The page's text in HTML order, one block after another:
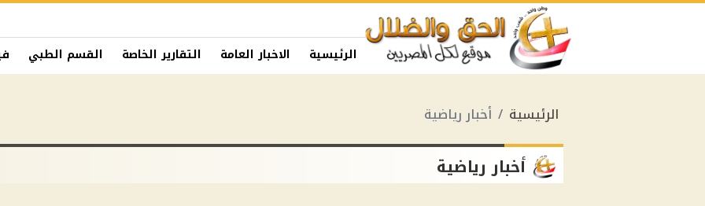
الرئيسية الاخبار العامة التقارير الخاصة القسم الطبي
الرئيسية أخبار رياضية
أخبار رياضية